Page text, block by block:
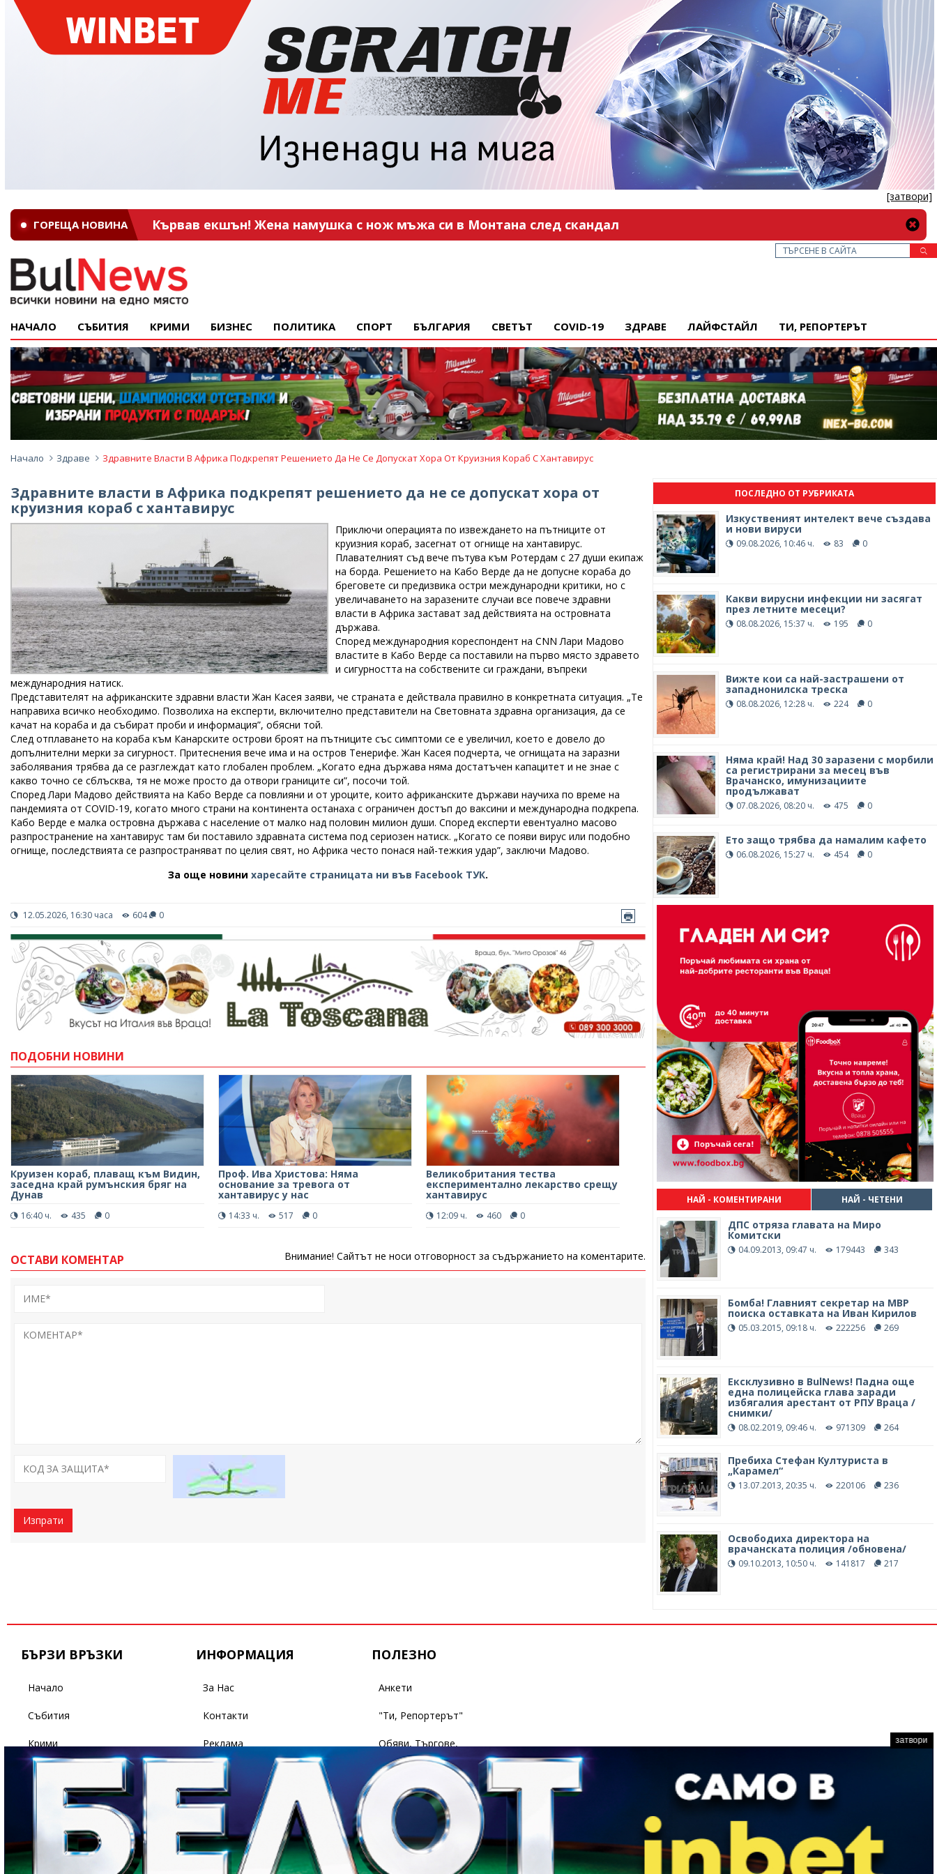
[затвори]
ГОРЕЩА НОВИНА Кървав екшън! Жена намушка с нож мъжа си в Монтана след скандал
НАЧАЛО СЪБИТИЯ КРИМИ БИЗНЕС ПОЛИТИКА СПОРТ БЪЛГАРИЯ СВЕТЪТ COVID-19 ЗДРАВЕ ЛАЙФСТАЙЛ ТИ, РЕПОРТЕРЪТ
Начало Здраве Здравните Власти В Африка Подкрепят Решението Да Не Се Допускат Хора От Круизния Кораб С Хантавирус
Здравните власти в Африка подкрепят решението да не се допускат хора от
круизния кораб с хантавирус
Приключи операцията по извеждането на пътниците от
круизния кораб, засегнат от огнище на хантавирус.
Плавателният съд вече пътува към Ротердам с 27 души екипаж
на борда. Решението на Кабо Верде да не допусне кораба до
бреговете си предизвика остри международни критики, но с
увеличаването на заразените случаи все повече здравни
власти в Африка застават зад действията на островната
държава.
Според международния кореспондент на CNN Лари Мадово
властите в Кабо Верде са поставили на първо място здравето
и сигурността на собствените си граждани, въпреки
международния натиск.
Представителят на африканските здравни власти Жан Касея заяви, че страната е действала правилно в конкретната ситуация. „Те
направиха всичко необходимо. Позволиха на експерти, включително представители на Световната здравна организация, да се
качат на кораба и да събират проби и информация”, обясни той.
След отплаването на кораба към Канарските острови броят на пътниците със симптоми се е увеличил, което е довело до
допълнителни мерки за сигурност. Притеснения вече има и на остров Тенерифе. Жан Касея подчерта, че огнищата на заразни
заболявания трябва да се разглеждат като глобален проблем. „Когато една държава няма достатъчен капацитет и не знае с
какво точно се сблъсква, тя не може просто да отвори границите си”, посочи той.
Според Лари Мадово действията на Кабо Верде са повлияни и от уроците, които африканските държави научиха по време на
пандемията от COVID-19, когато много страни на континента останаха с ограничен достъп до ваксини и международна подкрепа.
Кабо Верде е малка островна държава с население от малко над половин милион души. Според експерти евентуално масово
разпространение на хантавирус там би поставило здравната система под сериозен натиск. „Когато се появи вирус или подобно
огнище, последствията се разпространяват по целия свят, но Африка често понася най-тежкия удар”, заключи Мадово.
За още новинихаресайте страницата ни във Facebook ТУК.
12.05.2026, 16:30 часа 604 0
ПОДОБНИ НОВИНИ
Круизен кораб, плаващ към Видин,
заседна край румънския бряг на
Дунав
16:40 ч. 435 0
Проф. Ива Христова: Няма
основание за тревога от
хантавирус у нас
14:33 ч. 517 0
Великобритания тества
експериментално лекарство срещу
хантавирус
12:09 ч. 460 0
ОСТАВИ КОМЕНТАР Внимание! Сайтът не носи отговорност за съдържанието на коментарите.
Изпрати
ПОСЛЕДНО ОТ РУБРИКАТА
Изкуственият интелект вече създава
и нови вируси
09.08.2026, 10:46 ч. 83 0
Какви вирусни инфекции ни засягат
през летните месеци?
08.08.2026, 15:37 ч. 195 0
Вижте кои са най-застрашени от
западнонилска треска
08.08.2026, 12:28 ч. 224 0
Няма край! Над 30 заразени с морбили
са регистрирани за месец във
Врачанско, имунизациите
продължават
07.08.2026, 08:20 ч. 475 0
Ето защо трябва да намалим кафето
06.08.2026, 15:27 ч. 454 0
НАЙ - КОМЕНТИРАНИ НАЙ - ЧЕТЕНИ
ДПС отряза главата на Миро
Комитски
04.09.2013, 09:47 ч. 179443 343
Бомба! Главният секретар на МВР
поиска оставката на Иван Кирилов
05.03.2015, 09:18 ч. 222256 269
Ексклузивно в BulNews! Падна още
една полицейска глава заради
избягалия арестант от РПУ Враца /
снимки/
08.02.2019, 09:46 ч. 971309 264
Пребиха Стефан Културиста в
„Карамел“
13.07.2013, 20:35 ч. 220106 236
Освободиха директора на
врачанската полиция /обновена/
09.10.2013, 10:50 ч. 141817 217
БЪРЗИ ВРЪЗКИ
Начало
Събития
Крими
Бизнес
Политика
Спорт
Светът
ИНФОРМАЦИЯ
За Нас
Контакти
Реклама
Условия За Ползване
Поверителност
ПОЛЕЗНО
Анкети
"Ти, Репортерът"
Обяви, Търгове,
Съобщения
затвори